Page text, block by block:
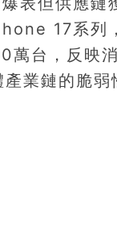
17系列
萬台，反映
業鏈的脆弱